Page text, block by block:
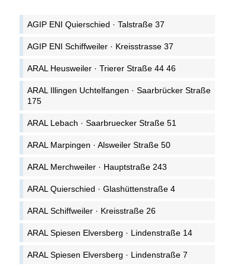
AGIP ENI Quierschied · Talstraße 37
AGIP ENI Schiffweiler · Kreisstrasse 37
ARAL Heusweiler · Trierer Straße 44 46
ARAL Illingen Uchtelfangen · Saarbrücker Straße
175
ARAL Lebach · Saarbruecker Straße 51
ARAL Marpingen · Alsweiler Straße 50
ARAL Merchweiler · Hauptstraße 243
ARAL Quierschied · Glashüttenstraße 4
ARAL Schiffweiler · Kreisstraße 26
ARAL Spiesen Elversberg · Lindenstraße 14
ARAL Spiesen Elversberg · Lindenstraße 7